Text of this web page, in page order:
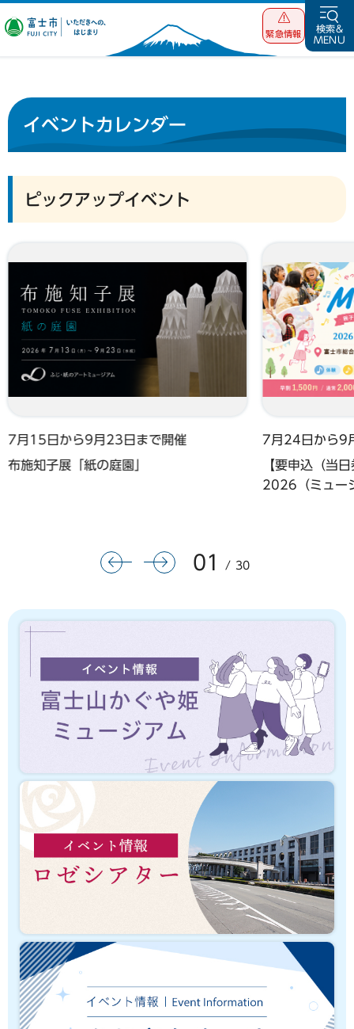
富士市 いただ
緊急情報
検索&
MENU
イベントカレンダー
ピックアップイベント
前のスライドを表示
次のスライドを表示
01 30
7月15日から9月23日まで開催
布施知子展「紙の庭園」
7月24日から9
【要申込（当
2026（ミュー